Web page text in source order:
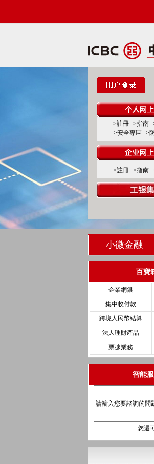
>註冊 >指南
>安全專區
>
>註冊 >指南
小微金融
百寶
企業網銀
集中收付款
跨境人民幣結算
法人理財產品
票據業務
智能
您還